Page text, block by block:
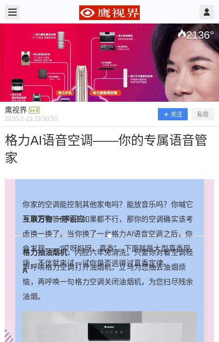
2136°
鹰视界
2020-2-13 19:30:50
关注 私信
格力AI语音空调——你的专属语音管
家
你家的空调能控制其他家电吗？能放音乐吗？你喊它
一声它会答应吗？如果都不行，那你的空调确实该考
虑换一换了。当你换了一台格力AI语音空调之后，你
会发现——“哎呀妈呀，真香”，下面就是大型真香现
场，不信就来试一试你是否逃得过真香定律。
A
互联万物 一呼百应
格力抽油烟机，内腔六年免清洗。只要你对着空调轻
声呼唤格力空调打开油烟机，立马为您抽去油烟烦
恼，再呼唤一句格力空调关闭油烟机，为您扫尽残余
油烟。
鹰视界 @ 鹰视界 2020/2/13
格力AI语音空调——你的专属语音管家
你家的空调能控制其他家电吗？能放音乐吗？你喊
它一声它会答应吗？如果都不行，那你的空调确实
该考虑换一换了。当你换了一台格力AI语音空调之
后，你会发现——“哎呀妈呀，真香”，下面就是大型
真香现场，不信就来试一试你是否逃得过真香定
律。 A 互联万物 一呼百应 格力抽油烟机，内腔六
年免清洗。只要你对着空调轻声呼唤格力空调打开
油烟机，立马为您抽去油烟烦恼，再呼唤一句格力
空调关闭油烟机，为您扫尽残余油烟。 格力新风空
调，双向换气真新风，神清气爽不缺氧。只需要动
动口，就能轻轻松松控制。 格力加湿器，润物细
扫描二维码继续阅读